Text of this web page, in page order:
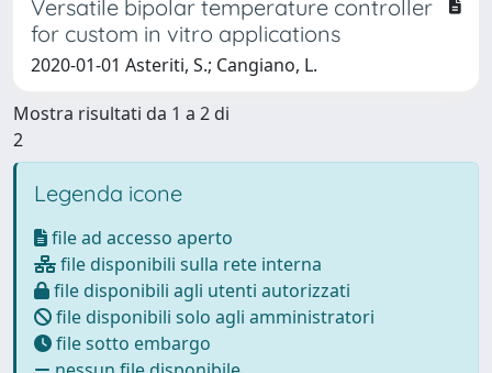
Versatile bipolar temperature controller
for custom in vitro applications
2020-01-01 Asteriti, S.; Cangiano, L.
Mostra risultati da 1 a 2 di
2
Legenda icone
file ad accesso aperto
file disponibili sulla rete interna
file disponibili agli utenti autorizzati
file disponibili solo agli amministratori
file sotto embargo